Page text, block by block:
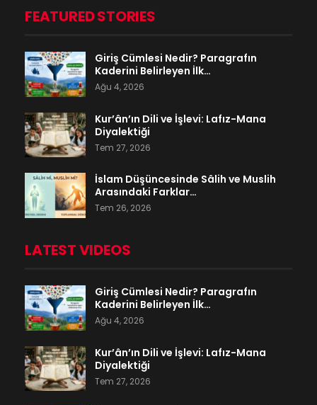
FEATURED STORIES
Giriş Cümlesi Nedir? Paragrafın
Kaderini Belirleyen İlk…
Ağu 4, 2026
Kur’ân’ın Dili ve İşlevi: Lafız-Mana
Diyalektiği
Tem 27, 2026
İslam Düşüncesinde Sâlih ve Muslih
Arasındaki Farklar…
Tem 26, 2026
LATEST VIDEOS
Giriş Cümlesi Nedir? Paragrafın
Kaderini Belirleyen İlk…
Ağu 4, 2026
Kur’ân’ın Dili ve İşlevi: Lafız-Mana
Diyalektiği
Tem 27, 2026